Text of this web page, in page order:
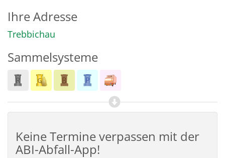
Ihre Adresse
Trebbichau
Sammelsysteme
Keine Termine verpassen mit der
ABI-Abfall-App!